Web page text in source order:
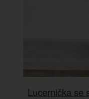
Lucernička se